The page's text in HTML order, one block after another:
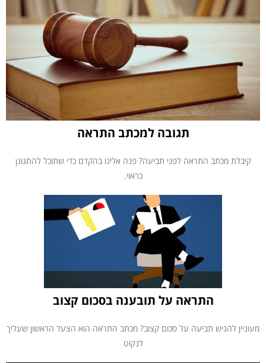
תגובה למכתב התראה
קיבלת מכתב התראה לפני תביעה? פנה אלינו בהקדם כדי שתוכל להתגונן
כראוי.
התראה על תובענה בסכום קצוב
מעוניין להגיש תביעה על סכום קצוב? מכתב התראה הוא הצעד הראשון שעליך
לנקוט